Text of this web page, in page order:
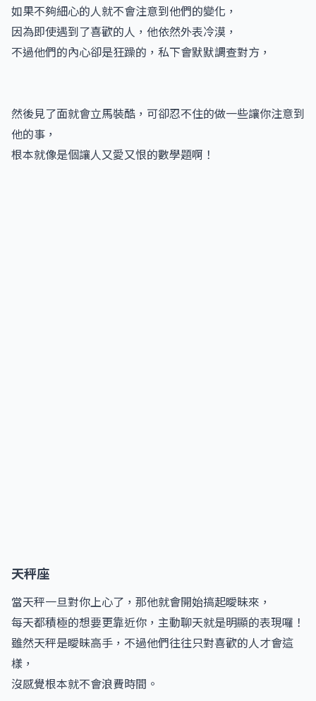
如果不夠細心的人就不會注意到他們的變化，
因為即使遇到了喜歡的人，他依然外表冷漠，
不過他們的內心卻是狂躁的，私下會默默調查對方，
然後見了面就會立馬裝酷，可卻忍不住的做一些讓你注意到
他的事，
根本就像是個讓人又愛又恨的數學題啊！
天秤座
當天秤一旦對你上心了，那他就會開始搞起曖昧來，
每天都積極的想要更靠近你，主動聊天就是明顯的表現囉！
雖然天秤是曖昧高手，不過他們往往只對喜歡的人才會這
樣，
沒感覺根本就不會浪費時間。